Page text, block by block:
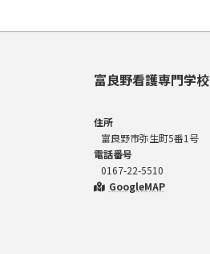
富良野看護専門学校
住所
富良野市弥生町5番1号
電話番号
0167-22-5510
GoogleMAP